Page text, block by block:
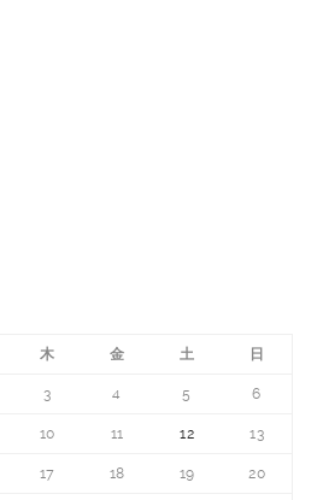
木 金 土 日
3 4 5 6
10 11 12 13
17 18 19 20